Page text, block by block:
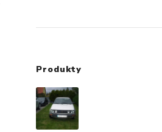
Produkty